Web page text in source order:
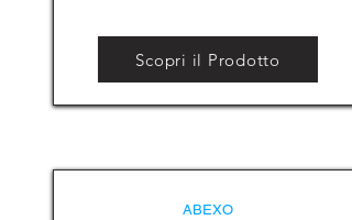
Scopri il Prodotto
ABEXO